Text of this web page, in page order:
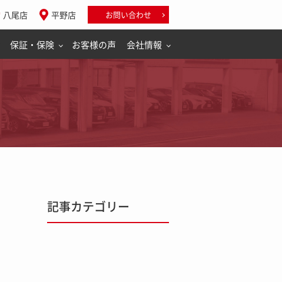
八尾店 平野店 お問い合わせ
保証・保険 お客様の声 会社情報
記事カテゴリー